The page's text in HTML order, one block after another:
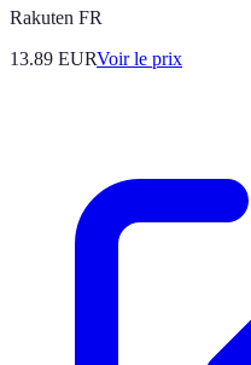
Rakuten FR
13.89 EURVoir le prix